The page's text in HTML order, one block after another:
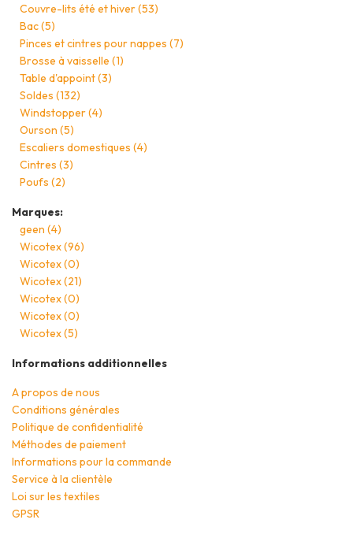
Couvre-lits été et hiver(53)
Bac(5)
Pinces et cintres pour nappes (7)
Brosse à vaisselle (1)
Table d'appoint(3)
Soldes (132)
Windstopper(4)
Ourson (5)
Escaliers domestiques (4)
Cintres (3)
Poufs (2)
Marques:
geen (4)
Wicotex(96)
Wicotex(0)
Wicotex(21)
Wicotex(0)
Wicotex(0)
Wicotex(5)
Informations additionnelles
A propos de nous
Conditions générales
Politique de confidentialité
Méthodes de paiement
Informations pour la commande
Service à la clientèle
Loi sur les textiles
GPSR